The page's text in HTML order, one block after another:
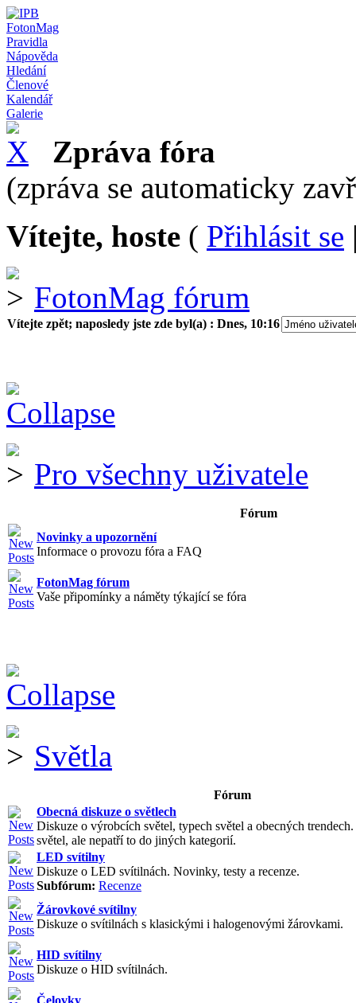
FotonMag
Pravidla
Nápověda
Hledání
Členové
Kalendář
Galerie
Zpráva fóra
(zpráva se automaticky
Vítejte, hoste ( Přihlásit se
FotonMag fórum
Vítejte zpět; naposledy jste zde byl(a) : Dnes, 10:16
Pro všechny uživatele
Fórum
Novinky a upozornění
Informace o provozu fóra a FAQ
FotonMag fórum
Vaše připomínky a náměty týkající se fóra
Světla
Fórum
Obecná diskuze o světlech
Diskuze o výrobcích světel, typech světel a obecných
světel, ale nepatří to do jiných kategorií.
LED svítilny
Diskuze o LED svítilnách. Novinky, testy a recenze.
Subfórum: Recenze
Žárovkové svítilny
Diskuze o svítilnách s klasickými i halogenovými žárovkami.
HID svítilny
Diskuze o HID svítilnách.
Čelovky